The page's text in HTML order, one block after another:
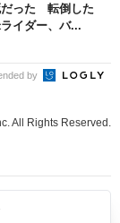
だった 転倒した
イダー、バ...
by
All Rights Reserved.